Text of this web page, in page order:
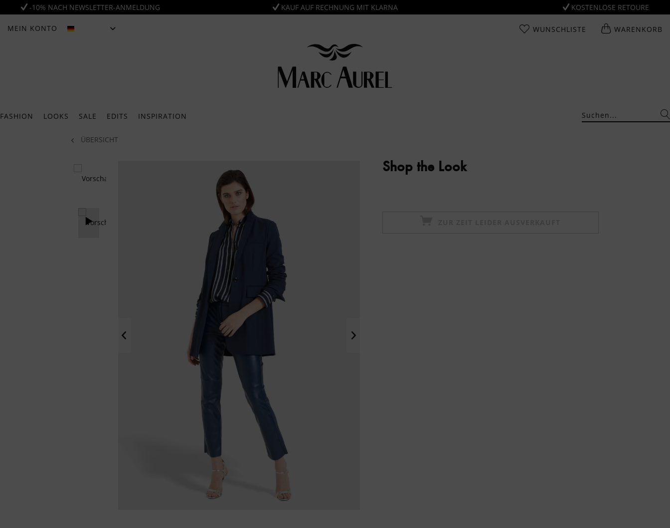
-10% NACH NEWSLETTER-ANMELDUNG KAUF AUF RECHNUNG MIT KLARNA KOSTENLOSE RETOURE
MEIN KONTO WUNSCHLISTE WARENKORB
FASHION LOOKS SALE EDITS INSPIRATION
ÜBERSICHT
Shop the Look